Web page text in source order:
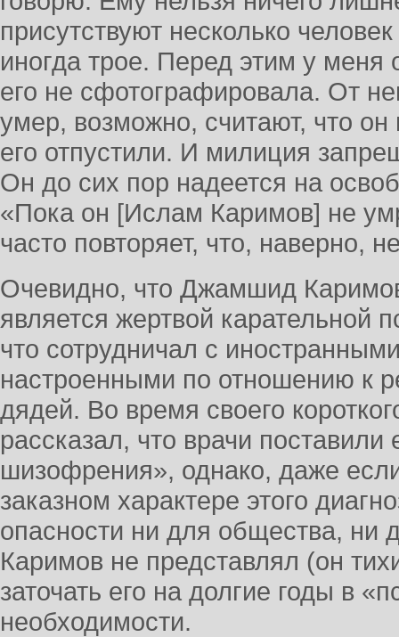
присутствуют несколько
иногда трое. Перед этим у
его не сфотографировала. От
умер, возможно, считают, что он
его отпустили. И милиция
Он до сих пор надеется на
«Пока он [Ислам Каримов] не
часто повторяет, что, наверно,
Очевидно, что Джамшид
является жертвой карательной
что сотрудничал с
настроенными по отношению к
дядей. Во время своего
рассказал, что врачи
шизофрения», однако, даже
заказном характере этого
опасности ни для общества,
Каримов не представлял (он
заточать его на долгие годы в
необходимости.